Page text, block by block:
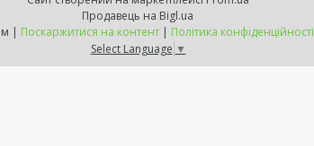
Продавець на Bigl.ua
Зоотайм | Поскаржитися на контент | Політика конфіденційності
Select Language ▼